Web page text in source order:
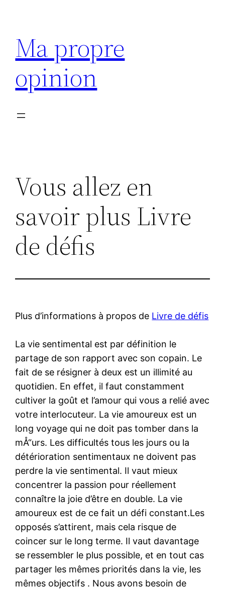
contenu
Ma propre
opinion
Vous allez en
savoir plus Livre
de défis
Plus d’informations à propos de Livre de défis
La vie sentimental est par définition le
partage de son rapport avec son copain. Le
fait de se résigner à deux est un illimité au
quotidien. En effet, il faut constamment
cultiver la goût et l’amour qui vous a relié avec
votre interlocuteur. La vie amoureux est un
long voyage qui ne doit pas tomber dans la
mÅ“urs. Les difficultés tous les jours ou la
détérioration sentimentaux ne doivent pas
perdre la vie sentimental. Il vaut mieux
concentrer la passion pour réellement
connaître la joie d’être en double. La vie
amoureux est de ce fait un défi constant.Les
opposés s’attirent, mais cela risque de
coincer sur le long terme. Il vaut davantage
se ressembler le plus possible, et en tout cas
partager les mêmes priorités dans la vie, les
mêmes objectifs . Nous avons besoin de